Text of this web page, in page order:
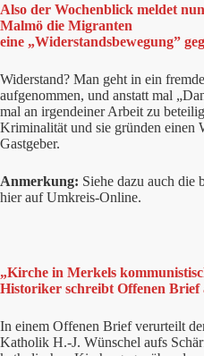
Also der Wochenblick meldet
Malmö die Migranten
eine „Widerstandsbewegung”
Widerstand? Man geht in ein
aufgenommen, und anstatt mal
mal an irgendeiner Arbeit zu
Kriminalität und sie gründen einen
Gastgeber.
Anmerkung: Siehe dazu auch die
hier auf Umkreis-Online.
„Kirche in Merkels
Historiker schreibt Offenen Brief
In einem Offenen Brief verurteilt
Katholik H.-J. Wünschel aufs